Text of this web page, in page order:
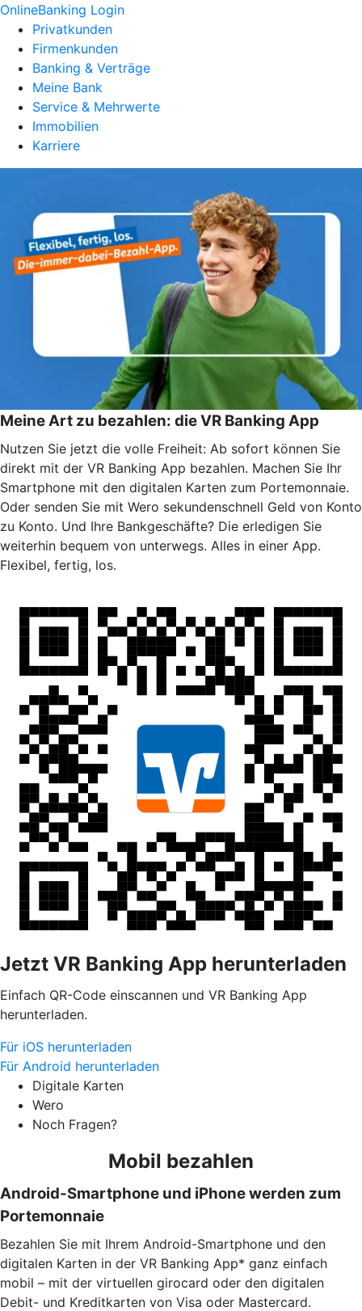
OnlineBanking Login
Privatkunden
Firmenkunden
Banking & Verträge
Meine Bank
Service & Mehrwerte
Immobilien
Karriere
Meine Art zu bezahlen: die VR Banking App
Nutzen Sie jetzt die volle Freiheit: Ab sofort können Sie
direkt mit der VR Banking App bezahlen. Machen Sie Ihr
Smartphone mit den digitalen Karten zum Portemonnaie.
Oder senden Sie mit Wero sekundenschnell Geld von Konto
zu Konto. Und Ihre Bankgeschäfte? Die erledigen Sie
weiterhin bequem von unterwegs. Alles in einer App.
Flexibel, fertig, los.
Jetzt VR Banking App herunterladen
Einfach QR-Code einscannen und VR Banking App
herunterladen.
Für iOS herunterladen
Für Android herunterladen
Digitale Karten
Wero
Noch Fragen?
Mobil bezahlen
Android-Smartphone und iPhone werden zum
Portemonnaie
Bezahlen Sie mit Ihrem Android-Smartphone und den
digitalen Karten in der VR Banking App* ganz einfach
mobil – mit der virtuellen girocard oder den digitalen
Debit- und Kreditkarten von Visa oder Mastercard.